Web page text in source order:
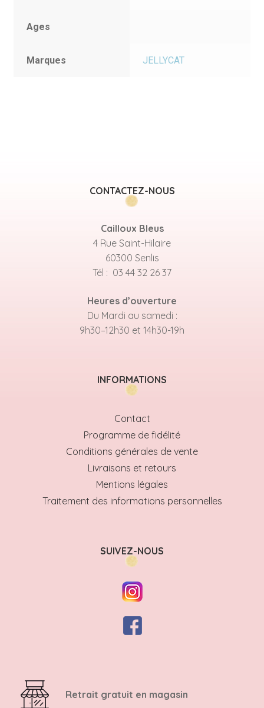
Ages
Marques JELLYCAT
CONTACTEZ-NOUS
Cailloux Bleus
4 Rue Saint-Hilaire
60300 Senlis
Tél : 03 44 32 26 37
Heures d’ouverture
Du Mardi au samedi :
9h30–12h30 et 14h30-19h
INFORMATIONS
Contact
Programme de fidélité
Conditions générales de vente
Livraisons et retours
Mentions légales
Traitement des informations personnelles
SUIVEZ-NOUS
Retrait gratuit en magasin